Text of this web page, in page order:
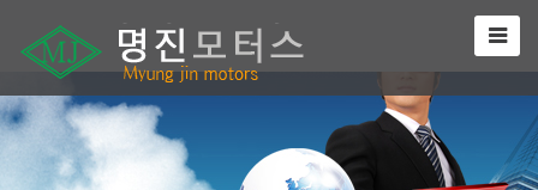
Sketchbook5, 스케치북5